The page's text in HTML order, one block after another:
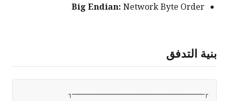
Big Endian: Network Byte Order
بنية التدفق